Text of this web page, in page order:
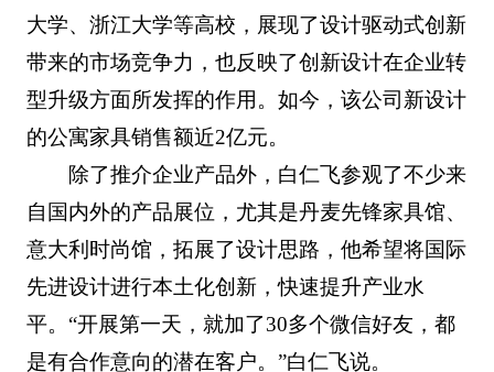
大学、浙江大学等高校，展现了设计驱动式创新
带来的市场竞争力，也反映了创新设计在企业转
型升级方面所发挥的作用。如今，该公司新设计
的公寓家具销售额近2亿元。
除了推介企业产品外，白仁飞参观了不少来
自国内外的产品展位，尤其是丹麦先锋家具馆、
意大利时尚馆，拓展了设计思路，他希望将国际
先进设计进行本土化创新，快速提升产业水
平。“开展第一天，就加了30多个微信好友，都
是有合作意向的潜在客户。”白仁飞说。